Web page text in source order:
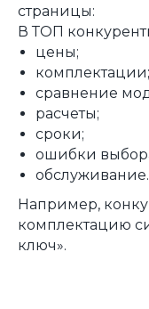
страницы:
В ТОП
цены;
комплектации;
сравнение
расчеты;
сроки;
ошибки
обслуживание.
Например,
комплектацию
ключ».